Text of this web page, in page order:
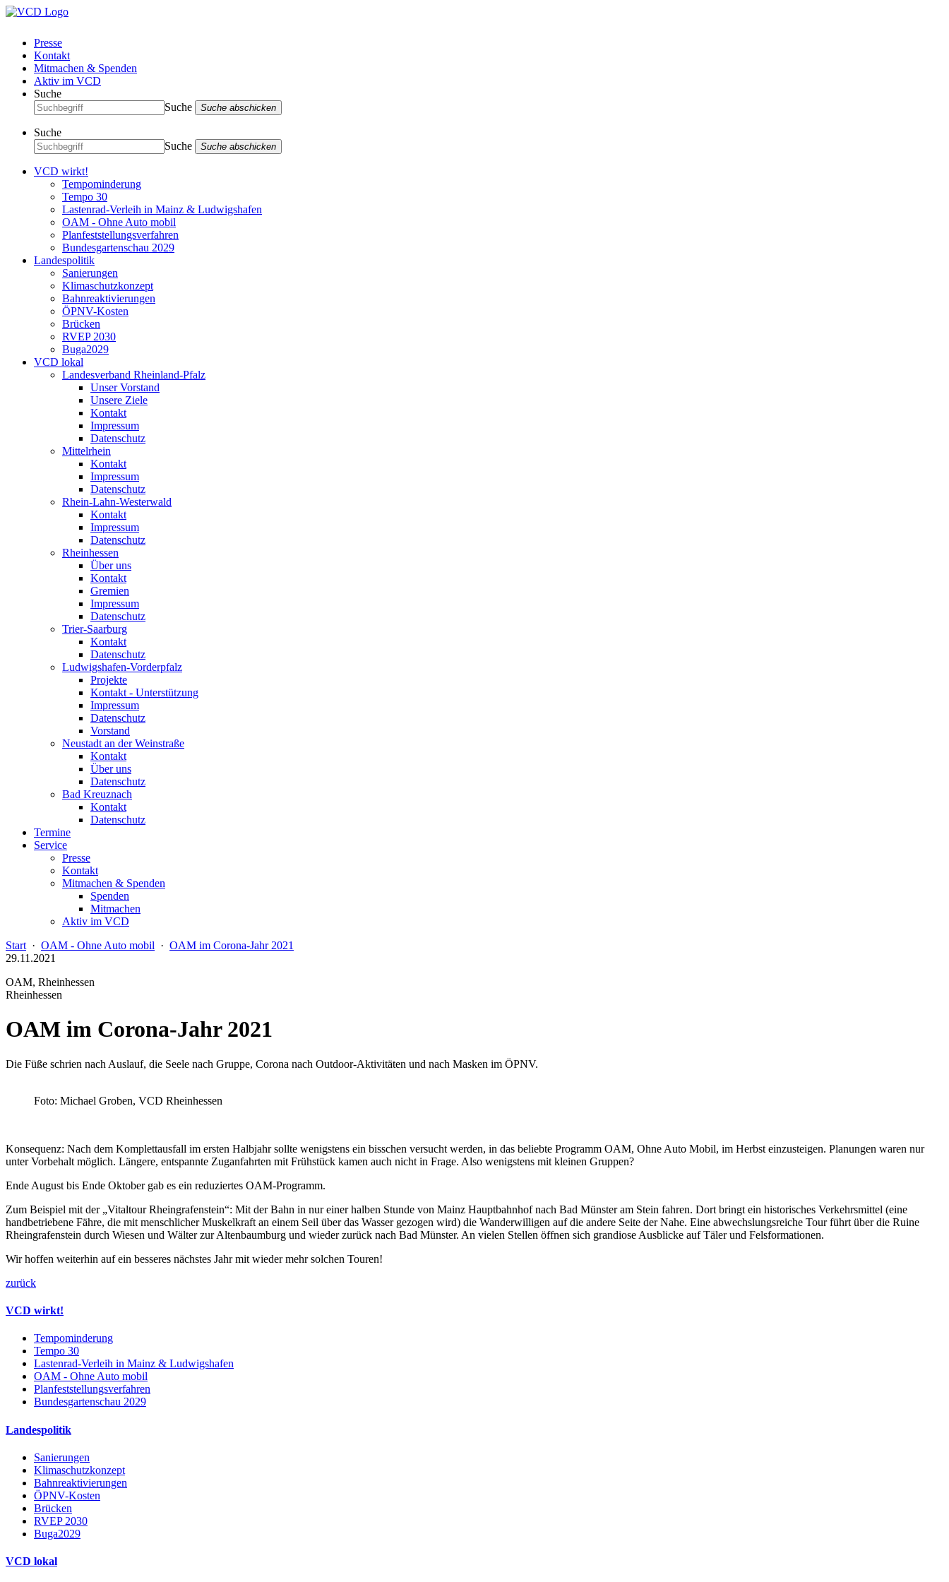
Presse
Kontakt
Mitmachen & Spenden
Aktiv im VCD
Suche
Suche
Suche abschicken
Suche
Suche
Suche abschicken
VCD wirkt!
Tempominderung
Tempo 30
Lastenrad-Verleih in Mainz & Ludwigshafen
OAM - Ohne Auto mobil
Planfeststellungsverfahren
Bundesgartenschau 2029
Landespolitik
Sanierungen
Klimaschutzkonzept
Bahnreaktivierungen
ÖPNV-Kosten
Brücken
RVEP 2030
Buga2029
VCD lokal
Landesverband Rheinland-Pfalz
Unser Vorstand
Unsere Ziele
Kontakt
Impressum
Datenschutz
Mittelrhein
Kontakt
Impressum
Datenschutz
Rhein-Lahn-Westerwald
Kontakt
Impressum
Datenschutz
Rheinhessen
Über uns
Kontakt
Gremien
Impressum
Datenschutz
Trier-Saarburg
Kontakt
Datenschutz
Ludwigshafen-Vorderpfalz
Projekte
Kontakt - Unterstützung
Impressum
Datenschutz
Vorstand
Neustadt an der Weinstraße
Kontakt
Über uns
Datenschutz
Bad Kreuznach
Kontakt
Datenschutz
Termine
Service
Presse
Kontakt
Mitmachen & Spenden
Spenden
Mitmachen
Aktiv im VCD
Start · OAM - Ohne Auto mobil · OAM im Corona-Jahr 2021
29.11.2021
OAM, Rheinhessen
Rheinhessen
OAM im Corona-Jahr 2021
Die Füße schrien nach Auslauf, die Seele nach Gruppe, Corona nach Outdoor-Aktivitäten und nach Masken im ÖPNV.
Foto: Michael Groben, VCD Rheinhessen
Konsequenz: Nach dem Komplettausfall im ersten Halbjahr sollte wenigstens ein bisschen versucht werden, in das beliebte Programm OAM, Ohne Auto Mobil, im Herbst einzusteigen. Planungen waren nur
unter Vorbehalt möglich. Längere, entspannte Zuganfahrten mit Frühstück kamen auch nicht in Frage. Also wenigstens mit kleinen Gruppen?
Ende August bis Ende Oktober gab es ein reduziertes OAM-Programm.
Zum Beispiel mit der „Vitaltour Rheingrafenstein“: Mit der Bahn in nur einer halben Stunde von Mainz Hauptbahnhof nach Bad Münster am Stein fahren. Dort bringt ein historisches Verkehrsmittel (eine
handbetriebene Fähre, die mit menschlicher Muskelkraft an einem Seil über das Wasser gezogen wird) die Wanderwilligen auf die andere Seite der Nahe. Eine abwechslungsreiche Tour führt über die Ruine
Rheingrafenstein durch Wiesen und Wälter zur Altenbaumburg und wieder zurück nach Bad Münster. An vielen Stellen öffnen sich grandiose Ausblicke auf Täler und Felsformationen.
Wir hoffen weiterhin auf ein besseres nächstes Jahr mit wieder mehr solchen Touren!
zurück
VCD wirkt!
Tempominderung
Tempo 30
Lastenrad-Verleih in Mainz & Ludwigshafen
OAM - Ohne Auto mobil
Planfeststellungsverfahren
Bundesgartenschau 2029
Landespolitik
Sanierungen
Klimaschutzkonzept
Bahnreaktivierungen
ÖPNV-Kosten
Brücken
RVEP 2030
Buga2029
VCD lokal